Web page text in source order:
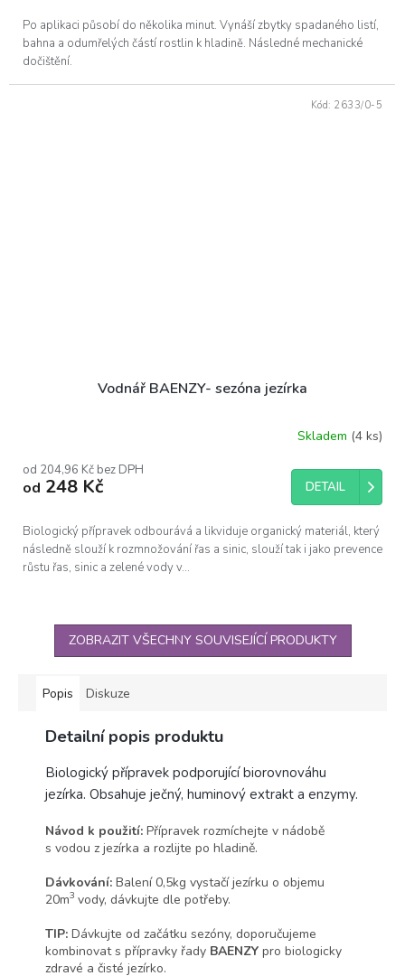
Po aplikaci působí do několika minut. Vynáší zbytky spadaného listí,
bahna a odumřelých částí rostlin k hladině. Následné mechanické
dočištění.
Vodnář BAENZY- sezóna jezírka
Skladem (4 ks)
od 204,96 Kč bez DPH
od 248 Kč DETAIL
Biologický přípravek odbourává a likviduje organický materiál, který
následně slouží k rozmnožování řas a sinic, slouží tak i jako prevence
růstu řas, sinic a zelené vody v...
Kód: 2633/0-5
ZOBRAZIT VŠECHNY SOUVISEJÍCÍ PRODUKTY
Popis Diskuze
Detailní popis produktu
Biologický přípravek podporující biorovnováhu
jezírka. Obsahuje ječný, huminový extrakt a enzymy.
Návod k použití: Přípravek rozmíchejte v nádobě
s vodou z jezírka a rozlijte po hladině.
Dávkování: Balení 0,5kg vystačí jezírku o objemu
20m3 vody, dávkujte dle potřeby.
TIP: Dávkujte od začátku sezóny, doporučujeme
kombinovat s přípravky řady BAENZY pro biologicky
zdravé a čisté jezírko.